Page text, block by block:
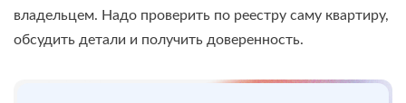
владельцем. Надо проверить по реестру саму квартиру,
обсудить детали и получить доверенность.